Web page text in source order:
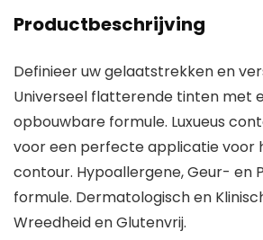
Productbeschrijving
Definieer uw gelaatstrekken en
Universeel flatterende tinten met
opbouwbare formule. Luxueus
voor een perfecte applicatie voor
contour. Hypoallergene, Geur- en
formule. Dermatologisch en
Wreedheid en Glutenvrij.